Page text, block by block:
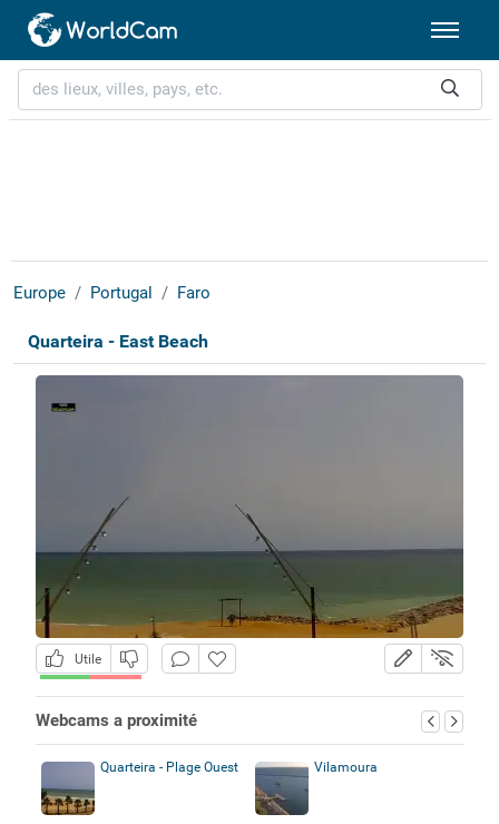
Europe Portugal Faro
Quarteira - East Beach
Utile
Webcams a proximité
Quarteira - Plage Ouest Vilamoura